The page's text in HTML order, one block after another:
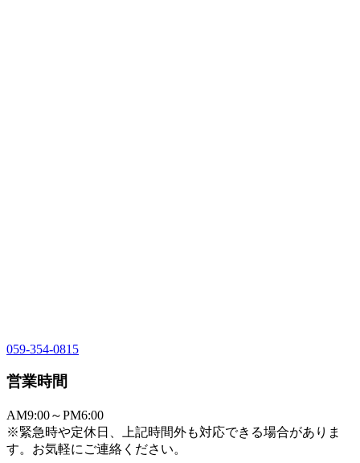
059-354-0815
営業時間
AM9:00～PM6:00
※緊急時や定休日、上記時間外も対応できる場合がありま
す。お気軽にご連絡ください。